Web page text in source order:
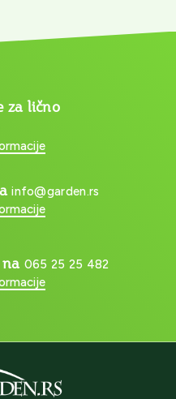
za lično
info@garden.rs
na 065 25 25 482